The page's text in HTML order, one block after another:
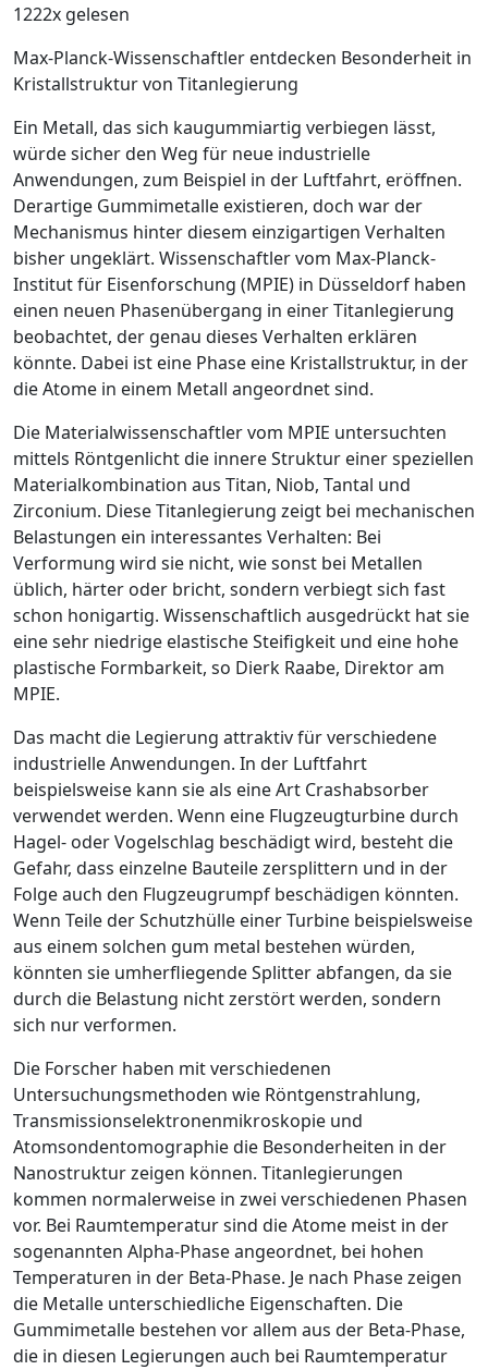
1222x gelesen
Max-Planck-Wissenschaftler entdecken Besonderheit in
Kristallstruktur von Titanlegierung
Ein Metall, das sich kaugummiartig verbiegen lässt,
würde sicher den Weg für neue industrielle
Anwendungen, zum Beispiel in der Luftfahrt, eröffnen.
Derartige Gummimetalle existieren, doch war der
Mechanismus hinter diesem einzigartigen Verhalten
bisher ungeklärt. Wissenschaftler vom Max-Planck-
Institut für Eisenforschung (MPIE) in Düsseldorf haben
einen neuen Phasenübergang in ­einer Titanlegierung
beobachtet, der genau dieses Verhalten erklären
könnte. Dabei ist eine Phase eine Kristallstruktur, in der
die Atome in einem Metall angeordnet sind.
Die Materialwissenschaftler vom MPIE untersuchten
mittels Röntgenlicht die innere Struktur einer speziellen
Materialkombination aus Titan, Niob, Tantal und
Zirconium.­ Diese Titanlegierung zeigt bei mechanischen
Belastungen ein interessantes Verhalten: Bei
Verformung wird sie nicht, wie sonst bei Metallen
üblich, härter oder bricht, sondern verbiegt sich fast
schon honigartig. Wissenschaftlich ausgedrückt hat sie
eine sehr niedrige elastische Steifigkeit und eine hohe
plastische Formbarkeit, so Dierk Raabe, Direktor am
MPIE.
Das macht die Legierung attraktiv für verschiedene
industrielle Anwendungen. In der Luftfahrt
beispielsweise kann sie als eine Art Crashabsorber
verwendet werden. Wenn eine Flugzeugturbine durch
Hagel- oder Vogelschlag beschädigt wird, besteht die
Gefahr, dass einzelne Bauteile zersplittern und in der
Folge auch den Flugzeug­rumpf beschädigen könnten.
Wenn Teile der Schutzhülle einer Turbine beispielsweise
aus einem solchen gum metal bestehen würden,
könnten sie umherfliegende Splitter abfangen, da sie
durch die Belastung nicht zerstört werden, sondern
sich nur verformen.
Die Forscher haben mit verschiedenen
Untersuchungsmethoden wie Röntgenstrahlung,
Transmissionselektronenmikroskopie und
Atomsondentomographie die Besonderheiten in der
Nanostruktur zeigen können. Titanlegierungen
kommen normalerweise in zwei verschiedenen Phasen
vor. Bei Raumtemperatur sind die Atome meist in der
sogenannten Alpha-Phase angeordnet, bei hohen
Temperaturen in der Beta-Phase. Je nach Phase zeigen
die Metalle unterschiedliche Eigenschaften. Die
Gummimetalle bestehen vor allem aus der Beta-Phase,
die in diesen Legierungen auch bei Raumtemperatur